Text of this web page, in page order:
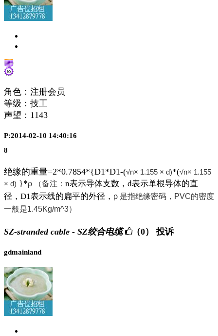
角色：注册会员
等级：技工
声望： 1143
P:2014-02-10 14:40:16
8
绝缘的重量=2*0.7854*{D1*D1-(√n× 1.155 × d)*(√n× 1.155
× d) }*ρ （备注： n表示导体支数，d表示单根导体的直
径，D1表示线的扁平的外径， ρ 是指绝缘密码，PVC的密度
一般是1.45Kg/m^3）
SZ-stranded cable - SZ绞合电缆 （0） 投诉
gdmainland